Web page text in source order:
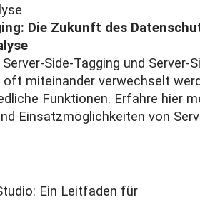
Die Zukunft des
Side-Tagging und Server-
oft miteinander verwechselt
Funktionen. Erfahre hier
Einsatzmöglichkeiten von